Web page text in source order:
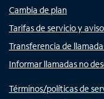
Cambia de plan
Tarifas de servicio y
Transferencia de
Informar llamadas no
Términos/políticas de